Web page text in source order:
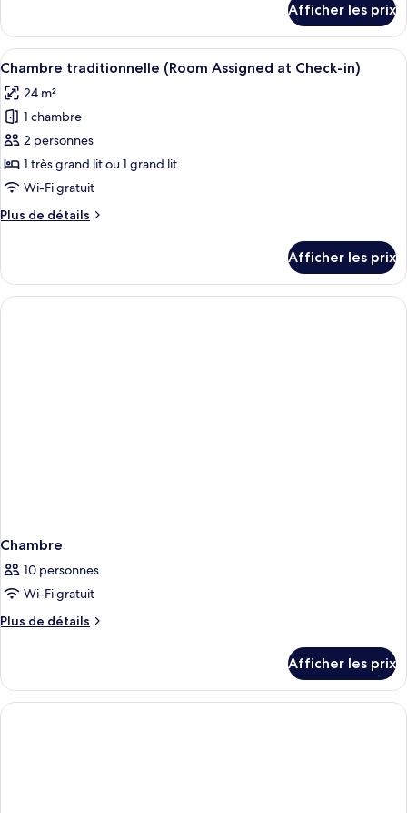
Chambre
Deluxe,
2
grands
lits
(Supreme)
Chambre
Deluxe,
2
lits
(Supreme)
Afficher les prix
Afficher
toutes
les
photos
pour
ce
type
chambre :
(Room
Assigned
Une chambre d’hôtel avec un grand
5
Chambre traditionnelle (Room Assigned at Check-in)
24 m²
1 chambre
2 personnes
1 très grand lit ou 1 grand lit
Wi-Fi gratuit
Plus de détails
Plus
Chambre
traditionnelle
(Room
Afficher les prix
Chambre
10 personnes
Wi-Fi gratuit
Plus de détails
Plus
Chambre
Afficher les prix